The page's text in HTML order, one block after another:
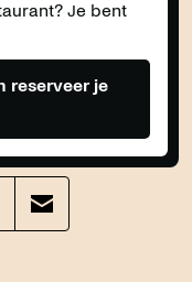
Je bent
reserveer je
Effenaar
op